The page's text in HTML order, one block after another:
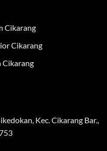
Cikarang
Cikarang
Cikarang
Kec. Cikarang Bar.,